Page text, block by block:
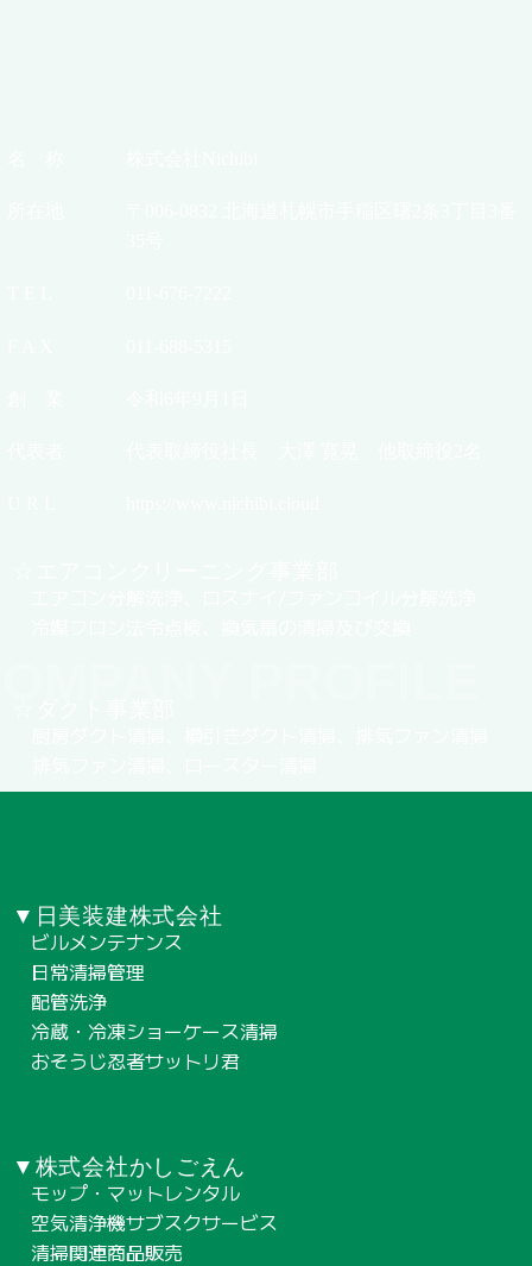
▼日美装建株式会社
ビルメンテナンス
日常清掃管理
配管洗浄
冷蔵・冷凍ショーケース清掃
おそうじ忍者サットリ君
▼株式会社かしごえん
モップ・マットレンタル
空気清浄機サブスクサービス
清掃関連商品販売